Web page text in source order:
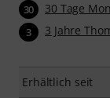
30 30 Tage
3 3 Jahre
Erhältlich seit